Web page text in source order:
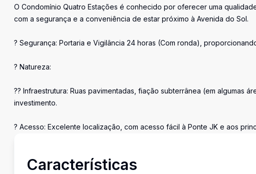
O Condomínio Quatro Estações é conhecido por oferecer uma
com a segurança e a conveniência de estar próximo à Avenida do Sol.
? Segurança: Portaria e Vigilância 24 horas (Com ronda),
? Natureza:
?? Infraestrutura: Ruas pavimentadas, fiação subterrânea (em algumas
investimento.
? Acesso: Excelente localização, com acesso fácil à Ponte JK e aos
Características